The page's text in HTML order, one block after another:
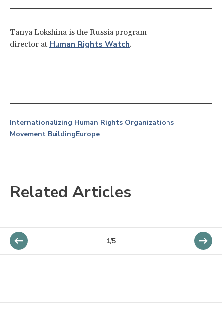
Tanya Lokshina is the Russia program
director at Human Rights Watch.
Internationalizing Human Rights Organizations
Movement BuildingEurope
Related Articles
1/5